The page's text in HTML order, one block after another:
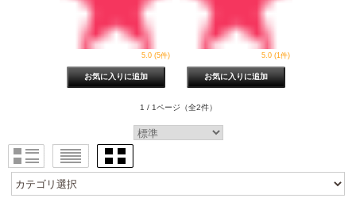
5.0 (5件) 5.0 (1件)
1 / 1ページ （全2件）